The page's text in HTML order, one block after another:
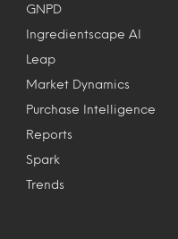
GNPD
Ingredientscape AI
Leap
Market Dynamics
Purchase Intelligence
Reports
Spark
Trends